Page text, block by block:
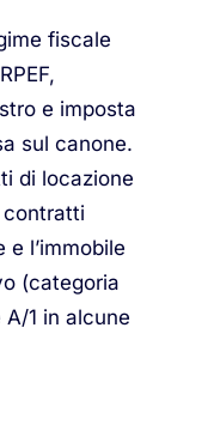
fiscale
e imposta
sul canone.
di locazione
contratti
l’immobile
(categoria
1 in alcune